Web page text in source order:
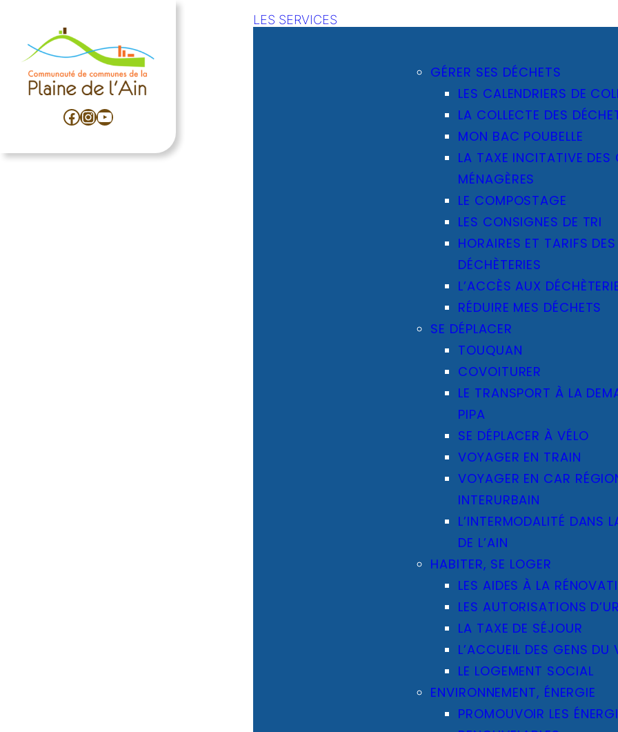
Facebook
Instagram
YouTube
LES SERVICES
GÉRER SES DÉCHETS
LES CALENDRIERS DE
LA COLLECTE DES
MON BAC POUBELLE
LA TAXE INCITATIVE DES
MÉNAGÈRES
LE COMPOSTAGE
LES CONSIGNES DE TRI
HORAIRES ET TARIFS DES
DÉCHÈTERIES
L’ACCÈS AUX
RÉDUIRE MES DÉCHETS
SE DÉPLACER
TOUQUAN
COVOITURER
LE TRANSPORT À LA
PIPA
SE DÉPLACER À VÉLO
VOYAGER EN TRAIN
VOYAGER EN CAR
INTERURBAIN
L’INTERMODALITÉ DANS
DE L’AIN
HABITER, SE LOGER
LES AIDES À LA
LES AUTORISATIONS
LA TAXE DE SÉJOUR
L’ACCUEIL DES GENS DU
LE LOGEMENT SOCIAL
ENVIRONNEMENT, ÉNERGIE
PROMOUVOIR LES